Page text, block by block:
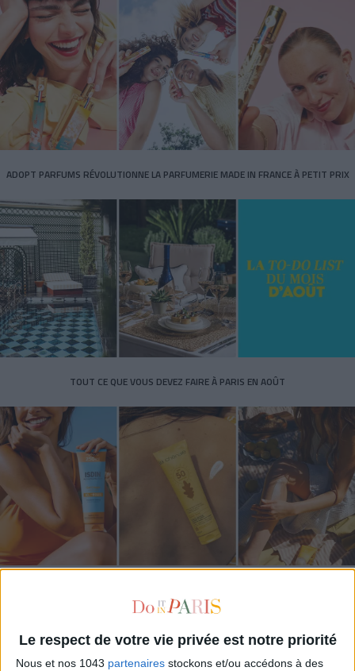
Le respect de votre vie privée est notre priorité
Nous et nos 1043 partenaires stockons et/ou accédons à des
ADOPT PARFUMS RÉVOLUTIONNE LA PARFUMERIE MADE IN FRANCE À PETIT PRIX
TOUT CE QUE VOUS DEVEZ FAIRE À PARIS EN AOÛT